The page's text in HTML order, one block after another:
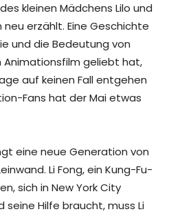
kleinen Mädchens Lilo und
erzählt. Eine Geschichte
und die Bedeutung von
Animationsfilm geliebt hat,
auf keinen Fall entgehen
Fans hat der Mai etwas
eine neue Generation von
Li Fong, ein Kung-Fu-
sich in New York City
seine Hilfe braucht, muss Li